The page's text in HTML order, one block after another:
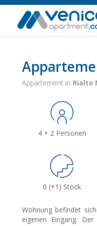
Appartement in Rialto
4 + 2 Personen
0 (+1) Stock
Wohnung befindet
eigenen Eingang.